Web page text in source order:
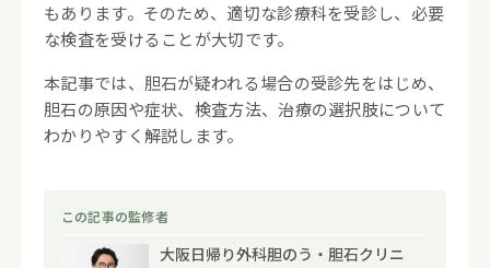
もあります。そのため、適切な診療科を受診し、必要
な検査を受けることが大切です。
本記事では、胆石が疑われる場合の受診先をはじめ、
胆石の原因や症状、検査方法、治療の選択肢について
わかりやすく解説します。
この記事の監修者
大阪日帰り外科胆のう・胆石クリニ